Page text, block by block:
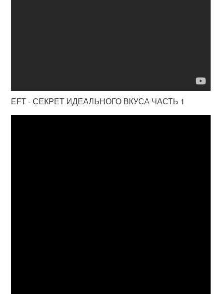
EFT - СЕКРЕТ ИДЕАЛЬНОГО ВКУСА ЧАСТЬ 1